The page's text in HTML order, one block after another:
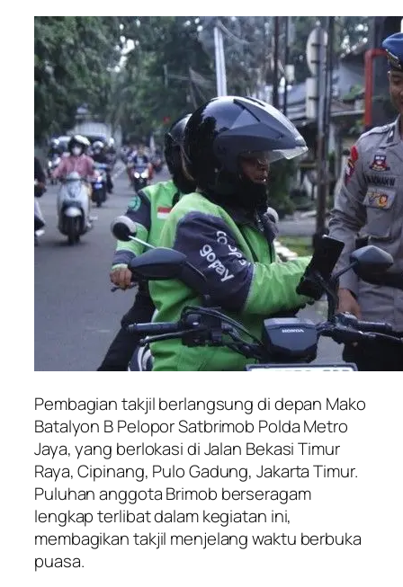
Pembagian takjil berlangsung di depan Mako
Batalyon B Pelopor Satbrimob Polda Metro
Jaya, yang berlokasi di Jalan Bekasi Timur
Raya, Cipinang, Pulo Gadung, Jakarta Timur.
Puluhan anggota Brimob berseragam
lengkap terlibat dalam kegiatan ini,
membagikan takjil menjelang waktu berbuka
puasa.